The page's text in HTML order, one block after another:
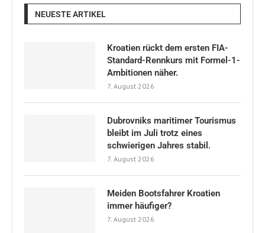
NEUESTE ARTIKEL
Kroatien rückt dem ersten FIA-
Standard-Rennkurs mit Formel-1-
Ambitionen näher.
7. August 2026
Dubrovniks maritimer Tourismus
bleibt im Juli trotz eines
schwierigen Jahres stabil.
7. August 2026
Meiden Bootsfahrer Kroatien
immer häufiger?
7. August 2026